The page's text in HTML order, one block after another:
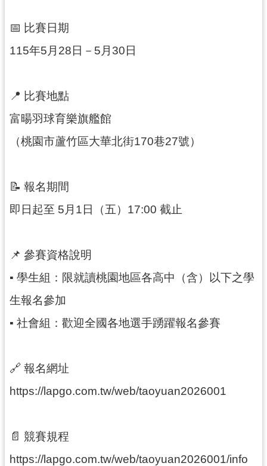
資
料
宣
告
桃
趣
園
a
o
趣
園
音
📅 比賽日期
115年5月28日－5月30日
📍 比賽地點
富暘羽球育樂旗艦館
（桃園市蘆竹區大華北街170巷27號）
📝 報名期間
即日起至 5月1日（五）17:00 截止
📌 參賽資格說明
▪ 學生組：限就讀桃園地區各高中（含）以下之學
生報名參加
▪ 社會組：歡迎全國各地選手踴躍報名參賽
🔗 報名網址
https://lapgo.com.tw/web/taoyuan2026001
📄 競賽規程
https://lapgo.com.tw/web/taoyuan2026001/info